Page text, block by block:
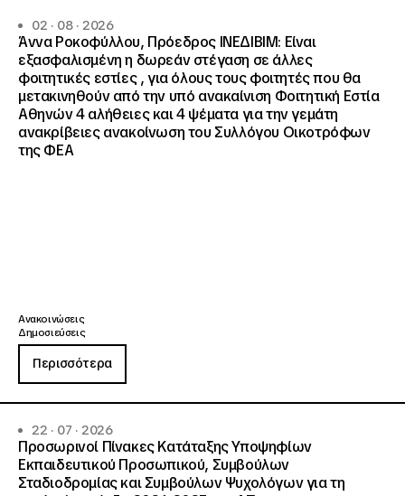
02 · 08 · 2026
Άννα Ροκοφύλλου, Πρόεδρος ΙΝΕΔΙΒΙΜ: Είναι
εξασφαλισμένη η δωρεάν στέγαση σε άλλες
φοιτητικές εστίες , για όλους τους φοιτητές που θα
μετακινηθούν από την υπό ανακαίνιση Φοιτητική Εστία
Αθηνών 4 αλήθειες και 4 ψέματα για την γεμάτη
ανακρίβειες ανακοίνωση του Συλλόγου Οικοτρόφων
της ΦΕΑ
Ανακοινώσεις
Δημοσιεύσεις
Περισσότερα
22 · 07 · 2026
Προσωρινοί Πίνακες Κατάταξης Υποψηφίων
Εκπαιδευτικού Προσωπικού, Συμβούλων
Σταδιοδρομίας και Συμβούλων Ψυχολόγων για τη